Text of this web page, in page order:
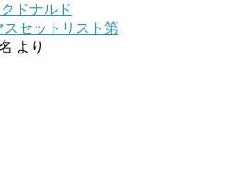
ドナルド
スセットリスト第
より